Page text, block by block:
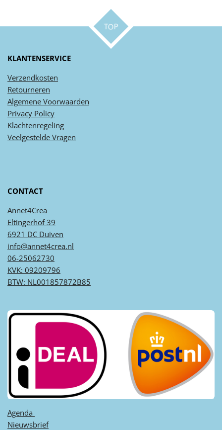
TOP
KLANTENSERVICE
Verzendkosten
Retourneren
Algemene Voorwaarden
Privacy Policy
Klachtenregeling
Veelgestelde Vragen
CONTACT
Annet4Crea
Eltingerhof 39
6921 DC Duiven
info@annet4crea.nl
06-25062730
KVK: 09209796
BTW: NL001857872B85
Agenda ​
Nieuwsbrief